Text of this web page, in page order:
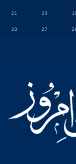
20
21
27
28